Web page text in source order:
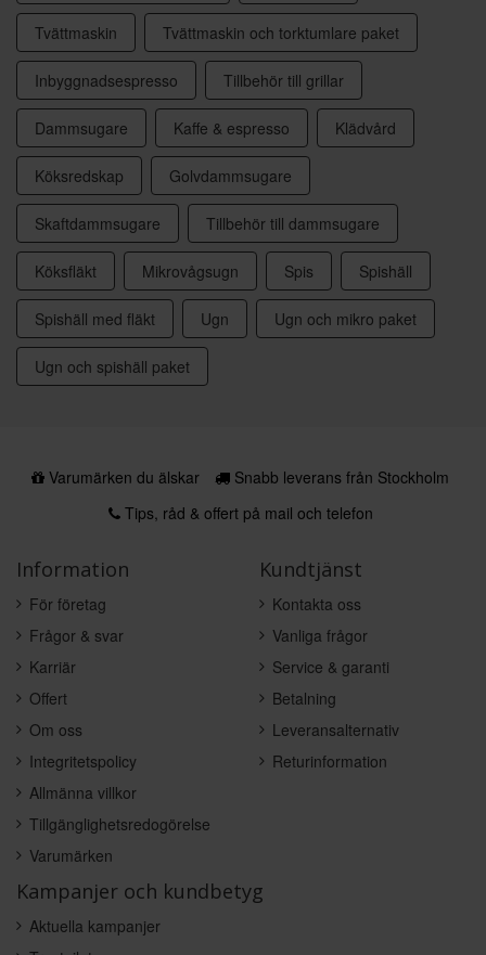
Tvättmaskin Tvättmaskin och torktumlare paket
Inbyggnadsespresso Tillbehör till grillar
Dammsugare Kaffe & espresso Klädvård
Köksredskap Golvdammsugare
Skaftdammsugare Tillbehör till dammsugare
Köksfläkt Mikrovågsugn Spis Spishäll
Spishäll med fläkt Ugn Ugn och mikro paket
Ugn och spishäll paket
Varumärken du älskar
Snabb leverans från Stockholm
Tips, råd & offert på mail och telefon
Information
För företag
Frågor & svar
Karriär
Offert
Om oss
Integritetspolicy
Allmänna villkor
Tillgänglighetsredogörelse
Varumärken
Kundtjänst
Kontakta oss
Vanliga frågor
Service & garanti
Betalning
Leveransalternativ
Returinformation
Kampanjer och kundbetyg
Aktuella kampanjer